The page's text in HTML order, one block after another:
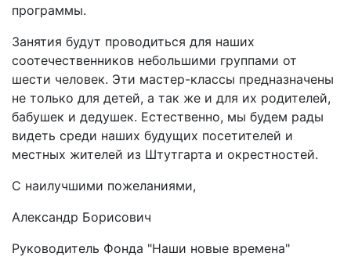
программы.
Занятия будут проводиться для наших
соотечественников небольшими группами от
шести человек. Эти мастер-классы предназначены
не только для детей, а так же и для их родителей,
бабушек и дедушек. Естественно, мы будем рады
видеть среди наших будущих посетителей и
местных жителей из Штутгарта и окрестностей.
С наилучшими пожеланиями,
Александр Борисович
Руководитель Фонда "Наши новые времена"